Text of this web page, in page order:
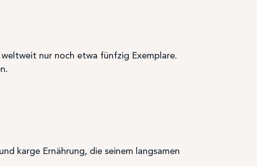
nur noch etwa fünfzig Exemplare.
karge Ernährung, die seinem langsamen